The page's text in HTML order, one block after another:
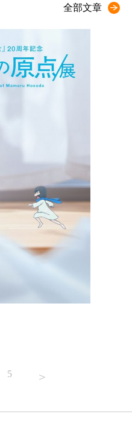
全部文章
5